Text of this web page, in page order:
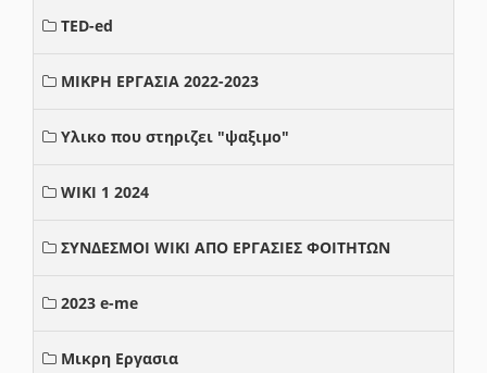
TED-ed
ΜΙΚΡΗ ΕΡΓΑΣΙΑ 2022-2023
Υλικο που στηριζει "ψαξιμο"
WIKI 1 2024
ΣΥΝΔΕΣΜΟΙ WIKI ΑΠΟ ΕΡΓΑΣΙΕΣ ΦΟΙΤΗΤΩΝ
2023 e-me
Μικρη Εργασια